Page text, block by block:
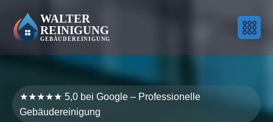
★★★★★ 5,0 bei Google – Professionelle
Gebäudereinigung